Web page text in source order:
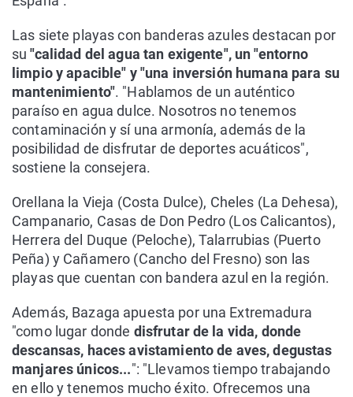
Las siete playas con banderas azules destacan por
su"calidad del agua tan exigente", un "entorno
limpio y apacible" y "una inversión humana para su
mantenimiento". "Hablamos de un auténtico
paraíso en agua dulce. Nosotros no tenemos
contaminación y sí una armonía, además de la
posibilidad de disfrutar de deportes acuáticos",
sostiene la consejera.
Orellana la Vieja (Costa Dulce), Cheles (La Dehesa),
Campanario, Casas de Don Pedro (Los Calicantos),
Herrera del Duque (Peloche), Talarrubias (Puerto
Peña) y Cañamero (Cancho del Fresno) son las
playas que cuentan con bandera azul en la región.
Además, Bazaga apuesta por una Extremadura
"como lugar donde disfrutar de la vida, donde
descansas, haces avistamiento de aves, degustas
manjares únicos...": "Llevamos tiempo trabajando
en ello y tenemos mucho éxito. Ofrecemos una